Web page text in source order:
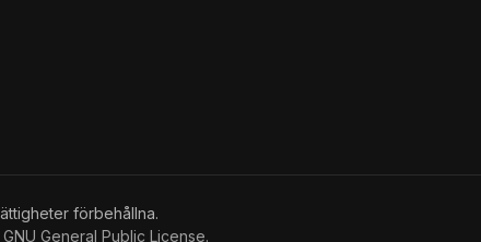
förbehållna.
GNU General Public License.